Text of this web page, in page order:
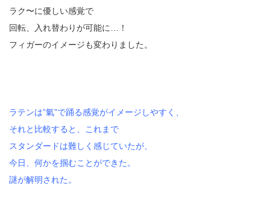
ラク〜に優しい感覚で
回転、入れ替わりが可能に…！
フィガーのイメージも変わりました。
ラテンは”氣”で踊る感覚がイメージしやすく、
それと比較すると、これまで
スタンダードは難しく感じていたが、
今日、何かを掴むことができた。
謎が解明された。